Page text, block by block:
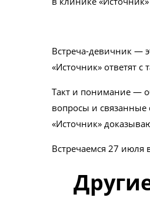
Встреча-девичник —
«Источник» ответят
Такт и понимание —
вопросы и связанные
«Источник»
Встречаемся 27 июля